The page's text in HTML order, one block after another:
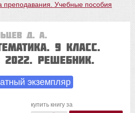
преподавания. Учебные пособия
Д. А.
9 класс.
2022. Решебник.
экземпляр
купить книгу за